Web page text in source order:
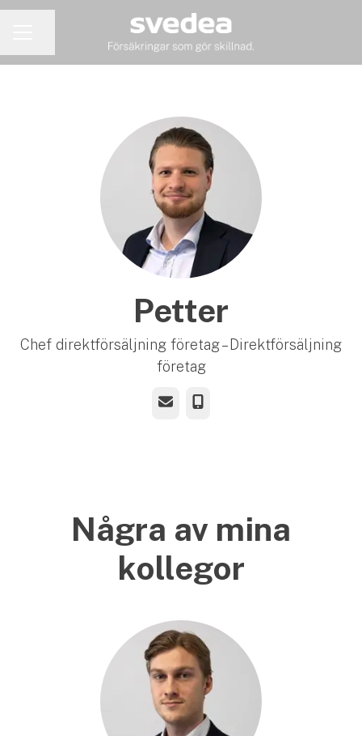
Petter
Chef direktförsäljning företag – Direktförsäljning
företag
E-postTelefon
Några av mina
kollegor